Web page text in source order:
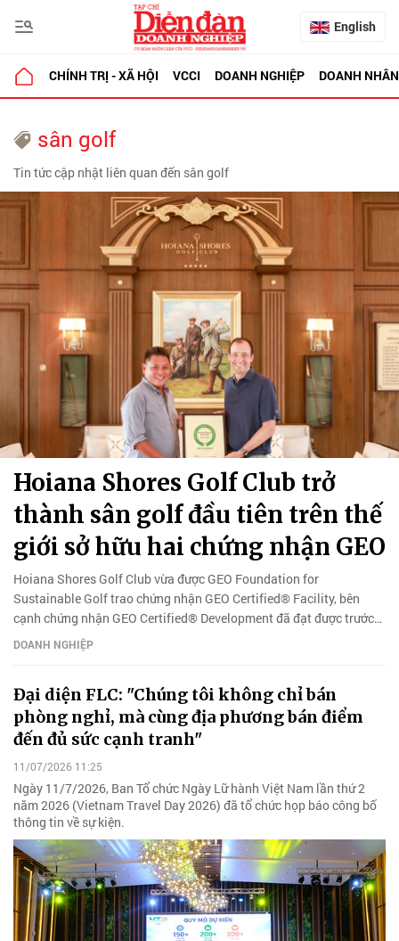
English
CHÍNH TRỊ - XÃ HỘI VCCI DOANH NGHIỆP DOANH NHÂN
sân golf
Tin tức cập nhật liên quan đến sân golf
Hoiana Shores Golf Club trở
thành sân golf đầu tiên trên thế
giới sở hữu hai chứng nhận GEO
Hoiana Shores Golf Club vừa được GEO Foundation for
Sustainable Golf trao chứng nhận GEO Certified® Facility, bên
cạnh chứng nhận GEO Certified® Development đã đạt được trước
đó.
DOANH NGHIỆP
Đại diện FLC: "Chúng tôi không chỉ bán
phòng nghỉ, mà cùng địa phương bán điểm
đến đủ sức cạnh tranh"
11/07/2026 11:25
Ngày 11/7/2026, Ban Tổ chức Ngày Lữ hành Việt Nam lần thứ 2
năm 2026 (Vietnam Travel Day 2026) đã tổ chức họp báo công bố
thông tin về sự kiện.